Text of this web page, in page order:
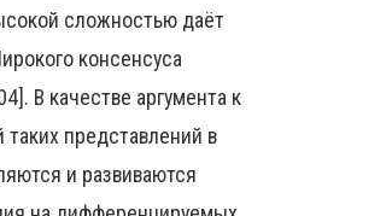
сложностью даёт
консенсуса
В качестве аргумента к
таких представлений в
и развиваются